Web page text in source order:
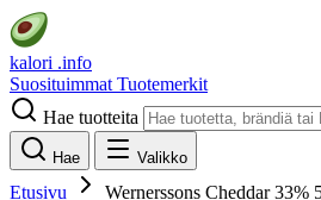
kalori .info
Suosituimmat Tuotemerkit
Hae tuotteita
Hae Valikko
Etusivu Wernerssons Cheddar 33%